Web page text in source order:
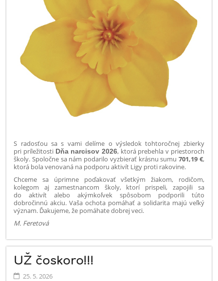
S radosťou sa s vami delíme o výsledok tohtoročnej zbierky
pri príležitosti Dňa narcisov 2026, ktorá prebehla v priestoroch
školy.Spoločne sa nám podarilo vyzbierať krásnu sumu 701,19 €,
ktorá bola venovaná na podporu aktivít Ligy proti rakovine.
Chceme sa úprimne poďakovať všetkým žiakom, rodičom,
kolegom aj zamestnancom školy, ktorí prispeli, zapojili sa
do aktivít alebo akýmkoľvek spôsobom podporili túto
dobročinnú akciu. Vaša ochota pomáhať a solidarita majú veľký
význam. Ďakujeme, že pomáhate dobrej veci.
M. Feretová
UŽ čoskoro!!!
25. 5. 2026